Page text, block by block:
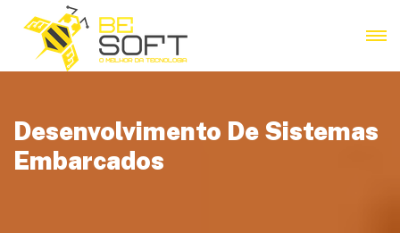
Desenvolvimento De Sistemas
Embarcados